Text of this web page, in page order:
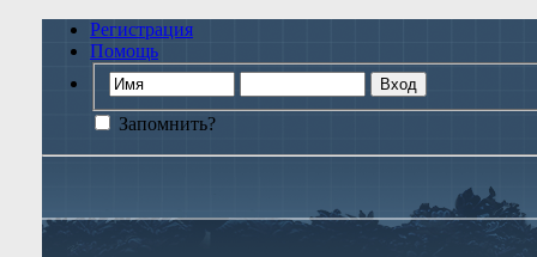
Регистрация
Помощь
Запомнить?